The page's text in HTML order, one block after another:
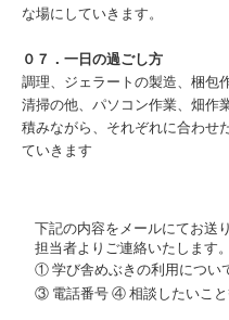
な場にしていきます。
０７．一日の過ごし方
調理、ジェラートの製造、梱包
清掃の他、パソコン作業、畑作
積みながら、それぞれに合わせ
ていきます
下記の内容をメールにてお送
担当者よりご連絡いたします。
① 学び舎めぶきの利用につい
③ 電話番号 ④ 相談したいこ